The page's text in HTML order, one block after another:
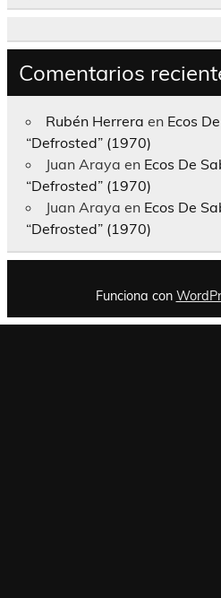
Comentarios
Rubén Herrera en Ecos
“Defrosted” (1970)
Juan Araya en Ecos De
“Defrosted” (1970)
Juan Araya en Ecos De
“Defrosted” (1970)
Funciona con